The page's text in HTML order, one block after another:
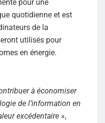
pour une
quotidienne et est
de la
utilisés pour
en énergie.
à économiser
de l’information en
excédentaire »,